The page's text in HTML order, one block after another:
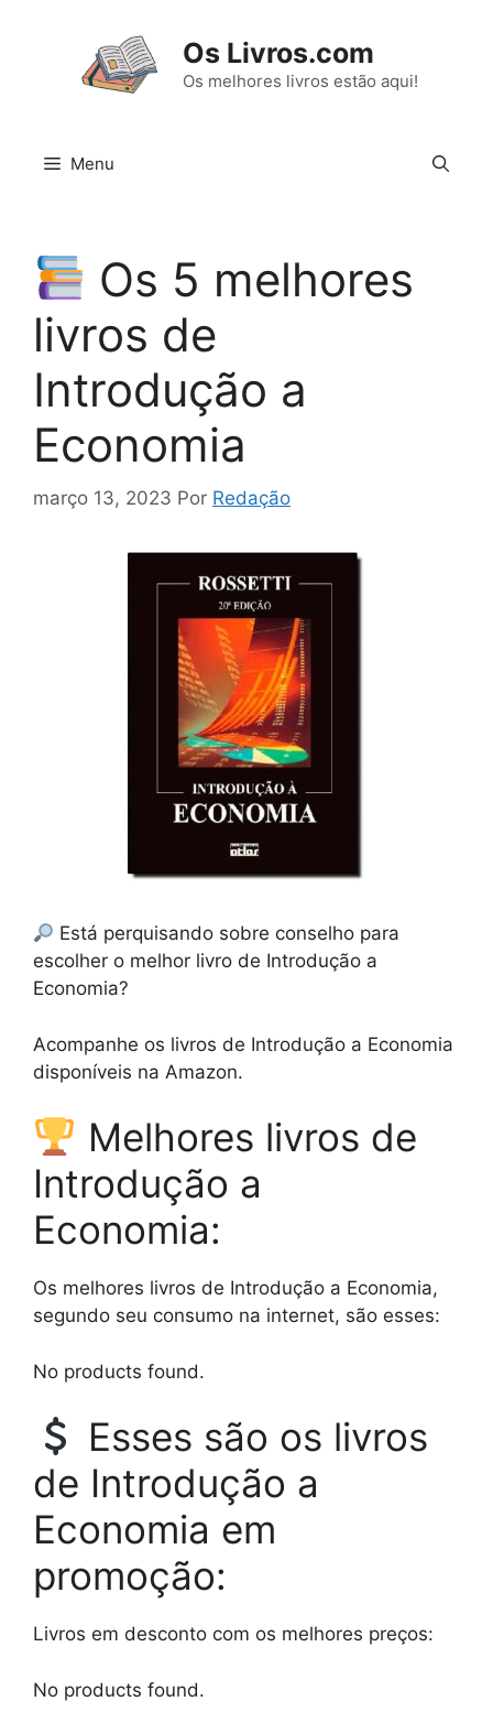
Os Livros.com
Os melhores livros estão aqui!
Menu
Os 5 melhores
livros de
Introdução a
Economia
março 13, 2023 Por Redação
Está perquisando sobre conselho para
escolher o melhor livro de Introdução a
Economia?
Acompanhe os livros de Introdução a Economia
disponíveis na Amazon.
Melhores livros de
Introdução a
Economia:
Os melhores livros de Introdução a Economia,
segundo seu consumo na internet, são esses:
No products found.
Esses são os livros
de Introdução a
Economia em
promoção:
Livros em desconto com os melhores preços:
No products found.